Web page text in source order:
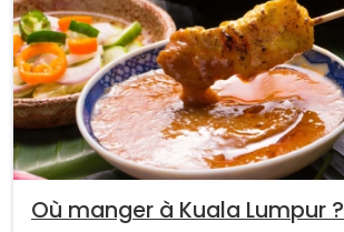
Où manger à Kuala Lumpur ?